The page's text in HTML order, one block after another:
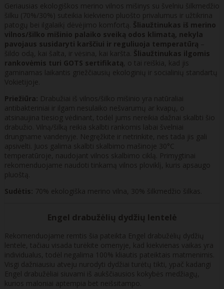
Geriausias ekologiškos merino vilnos mišinys su švelniu šilkmedžio
šilku (70%/30%) suteikia kiekvieno pluošto privalumus ir užtikrina
patogų bei ilgalaikį dėvėjimo komfortą. Šliaužtinukas iš merino
vilnos/šilko mišinio palaiko sveiką odos klimatą, nekyla
pavojaus susidaryti karščiui ir reguliuoja temperatūrą –
šildo odą, kai šalta, ir vėsina, kai karšta. Šliaužtinukas ilgomis
rankovėmis turi GOTS sertifikatą , o tai reiškia, kad jis
gaminamas laikantis griežčiausių ekologinių ir socialinių standartų
Vokietijoje.
Priežiūra: Drabužiai iš vilnos/šilko mišinio yra natūraliai
antibakteriniai ir ilgam nesulaiko nešvarumų ar kvapų, o
atsinaujina tiesiog vėdinant, todėl jums nereikia dažnai skalbti šio
drabužio. Vilną/šilką reikia skalbti rankomis labai švelniai
drungname vandenyje. Negręžkite ir netrinkite, nes tada jis gali
apsivelti. Juos galima skalbti skalbimo mašinoje 30°C
temperatūroje, naudojant vilnos skalbimo ciklą. Primygtinai
rekomenduojame naudoti tinkamą vilnos ploviklį, kuris apsaugo
pluoštą.
Sudėtis: 70% ekologiška merino vilna, 30% šilkmedžio šilkas.
Engel drabužėlių dydžių lentelė
Rekomenduojame remtis šia pateikta Engel drabužėlių dydžių
lentele, tačiau visada turėkite omenyje, kad kiekvienas vaikas yra
individualus, todėl negalima 100% kliautis pateiktais matmenimis.
Visgi dažniausiu atveju nurodyti dydžiai turėtų tikti, ypač kadangi
Engel drabužėliai siuvami iš aukščiausios kokybės medžiagų,
kurios maloniai aptempia bet neišsitampo.